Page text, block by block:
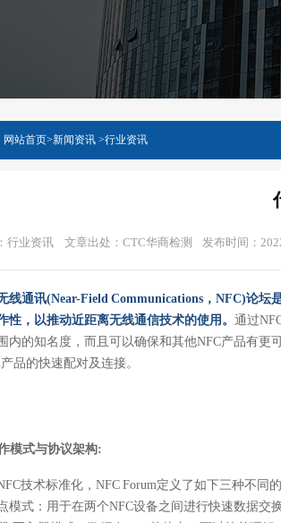
网站首页>新闻资讯 >行业资讯
行业资讯 文章出处：CTC华商检测 发布时间：
线通讯(Near-Field Communications，NFC)论
性，以推动近距离无线通信技术的使用。 通过
内的知名度，而且可以确保和其他NFC产品有
品的快速配对及连接。
模式与协议架构:
技术标准化，NFC Forum定义了如下三种不同
模式： 用于在两个NFC设备之间进行快速数据交换